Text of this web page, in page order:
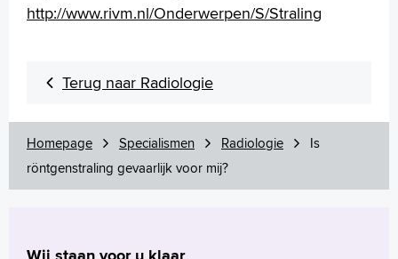
http://www.rivm.nl/Onderwerpen/S/Straling
Terug naar Radiologie
Homepage Specialismen Radiologie
Is
röntgenstraling gevaarlijk voor mij?